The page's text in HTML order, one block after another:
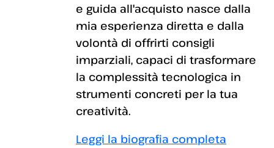
e guida all'acquisto nasce dalla
mia esperienza diretta e dalla
volontà di offrirti consigli
imparziali, capaci di trasformare
la complessità tecnologica in
strumenti concreti per la tua
creatività.
Leggi la biografia completa